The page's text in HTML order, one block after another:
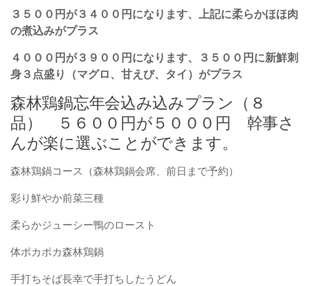
３５００円が３４００円になります、上記に柔らかほほ肉
の煮込みがプラス
４０００円が３９００円になります、３５００円に新鮮刺
身３点盛り（マグロ、甘えび、タイ）がプラス
森林鶏鍋忘年会込み込みプラン（８
品） ５６００円が５０００円 幹事さ
んが楽に選ぶことができます。
森林鶏鍋コース（森林鶏鍋会席、前日まで予約）
彩り鮮やか前菜三種
柔らかジューシー鴨のロースト
体ポカポカ森林鶏鍋
手打ちそば長幸で手打ちしたうどん